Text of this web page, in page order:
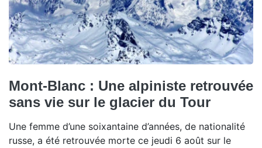
Mont-Blanc : Une alpiniste retrouvée
sans vie sur le glacier du Tour
Une femme d’une soixantaine d’années, de nationalité
russe, a été retrouvée morte ce jeudi 6 août sur le